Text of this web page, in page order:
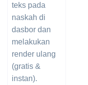
teks pada
naskah di
dasbor dan
melakukan
render ulang
(gratis &
instan).